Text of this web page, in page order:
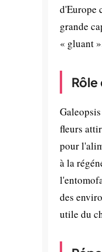
d'Europe
grande
« gluant
fleurs
pour
à la
des
utile du